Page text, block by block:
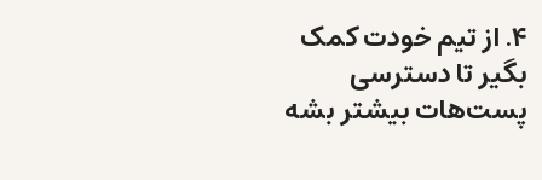
۴. از تیم خودت کمک
بگیر تا دسترسی
پست‌هات بیشتر بشه